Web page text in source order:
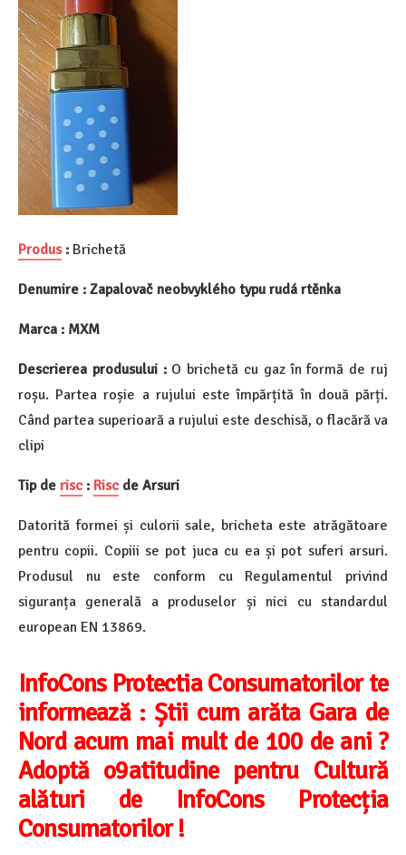
Produs: Brichetă
Denumire : Zapalovač neobvyklého typu rudá rtěnka
Marca : MXM
Descrierea produsului : O brichetă cu gaz în formă de ruj
roșu. Partea roșie a rujului este împărțită în două părți.
Când partea superioară a rujului este deschisă, o flacără va
clipi
Tip de risc : Risc de Arsuri
Datorită formei și culorii sale, bricheta este atrăgătoare
pentru copii. Copiii se pot juca cu ea și pot suferi arsuri.
Produsul nu este conform cu Regulamentul privind
siguranța generală a produselor și nici cu standardul
european EN 13869.
InfoCons Protectia Consumatorilor te
informează : Știi cum arăta Gara de
Nord acum mai mult de 100 de ani ?
Adoptă o9atitudine pentru Cultură
alături de InfoCons Protecția
Consumatorilor !